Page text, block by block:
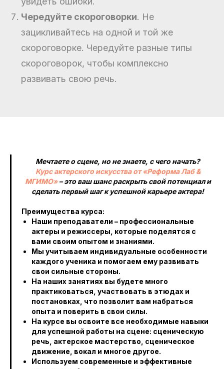
Чередуйте скороговорки. Не
зацикливайтесь на одной и той же
скороговорке. Чередуйте разные типы
скороговорок, чтобы комплексно
развивать свою речь.
Мечтаете о сцене, но не знаете, с чего начать?
Курс актерского искусства от «Реформа Лаб &
МГИМО»– это ваш шанс раскрыть свой потенциал и
сделать первый шаг к успешной карьере актера!
Преимущества курса:
Наши преподаватели – профессиональные
актеры и режиссеры, которые поделятся с
вами своим опытом и знаниями.
Мы учитываем индивидуальные особенности
каждого ученика и помогаем ему развивать
свои сильные стороны.
На наших занятиях вы будете много
практиковаться, участвовать в этюдах и
постановках, что позволит вам набраться
опыта и поверить в свои силы.
На курсе вы освоите все необходимые навыки
для успешной работы на сцене: сценическую
речь, актерское мастерство, сценическое
движение, вокал и многое другое.
Используем современные и эффективные